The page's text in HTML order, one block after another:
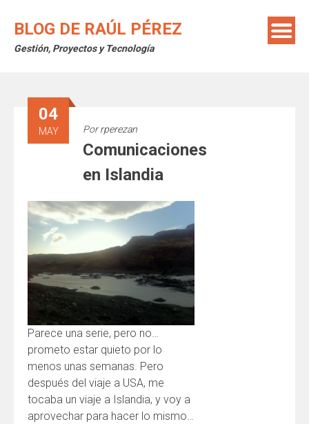
BLOG DE RAÚL PÉREZ
Gestión, Proyectos y Tecnología
04
MAY Porrperezan
Comunicaciones
en Islandia
Parece una serie, pero no…
prometo estar quieto por lo
menos unas semanas. Pero
después del viaje a USA, me
tocaba un viaje a Islandia, y voy a
aprovechar para hacer lo mismo…